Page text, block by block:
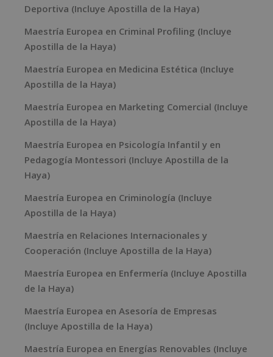
Deportiva (Incluye Apostilla de la Haya)
Maestría Europea en Criminal Profiling (Incluye
Apostilla de la Haya)
Maestría Europea en Medicina Estética (Incluye
Apostilla de la Haya)
Maestría Europea en Marketing Comercial (Incluye
Apostilla de la Haya)
Maestría Europea en Psicología Infantil y en
Pedagogía Montessori (Incluye Apostilla de la
Haya)
Maestría Europea en Criminología (Incluye
Apostilla de la Haya)
Maestría en Relaciones Internacionales y
Cooperación (Incluye Apostilla de la Haya)
Maestría Europea en Enfermería (Incluye Apostilla
de la Haya)
Maestría Europea en Asesoría de Empresas
(Incluye Apostilla de la Haya)
Maestría Europea en Energías Renovables (Incluye